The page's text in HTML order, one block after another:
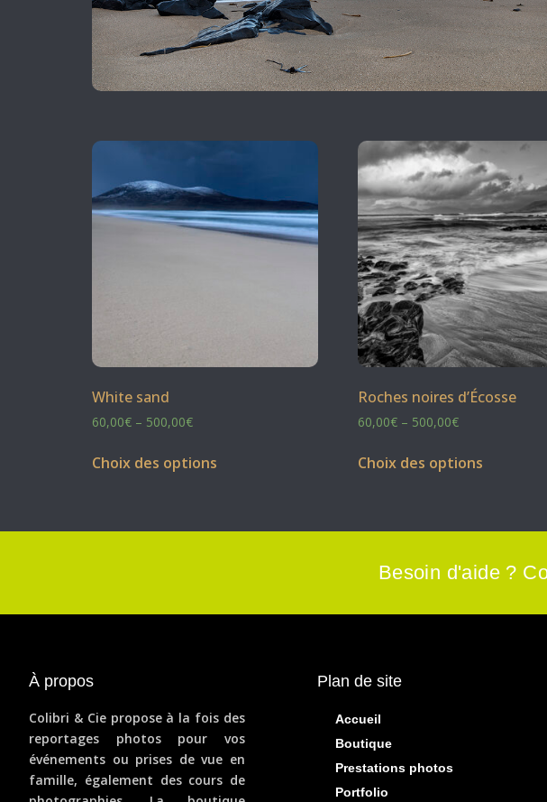
White sand
60,00€ – 500,00€
Choix des options
Roches noires d’Écosse
60,00€– 500,00€
Choix des options
Besoin d'aide ?
À propos
Colibri & Cie propose à la fois des
reportages photos pour vos
événements ou prises de vue en
famille, également des cours de
Plan de site
Accueil
Boutique
Prestations photos
Portfolio